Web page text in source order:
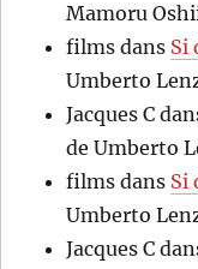
Mamoru
films dans Si
Umberto
Jacques C
de Umberto
films dans Si
Umberto
Jacques C